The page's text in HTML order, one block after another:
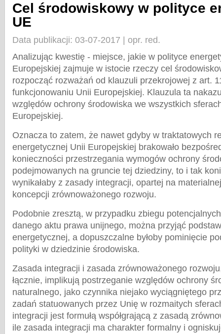
Cel środowiskowy w polityce
UE
Data publikacji: 03-07-2017 | opr. red.
Analizując kwestię - miejsce, jakie w polityce
Europejskiej zajmuje w istocie rzeczy cel
rozpocząć rozważań od klauzuli przekrojowej z art.
funkcjonowaniu Unii Europejskiej. Klauzula ta
względów ochrony środowiska we wszystkich
Europejskiej.
Oznacza to zatem, że nawet gdyby w traktatowych
energetycznej Unii Europejskiej brakowało
konieczności przestrzegania wymogów ochrony
podejmowanych na gruncie tej dziedziny, to i tak
wynikałaby z zasady integracji, opartej na
koncepcji zrównoważonego rozwoju.
Podobnie zresztą, w przypadku zbiegu
danego aktu prawa unijnego, można przyjąć
energetycznej, a dopuszczalne byłoby pominięcie
polityki w dziedzinie środowiska.
Zasada integracji i zasada zrównoważonego
łącznie, implikują postrzeganie względów ochrony
naturalnego, jako czynnika niejako wyciągniętego
zadań statuowanych przez Unię w rozmaitych
integracji jest formułą współgrającą z zasadą
ile zasada integracji ma charakter formalny i